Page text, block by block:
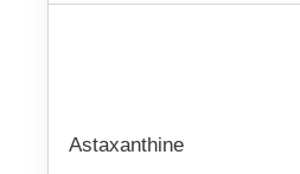
Astaxanthine